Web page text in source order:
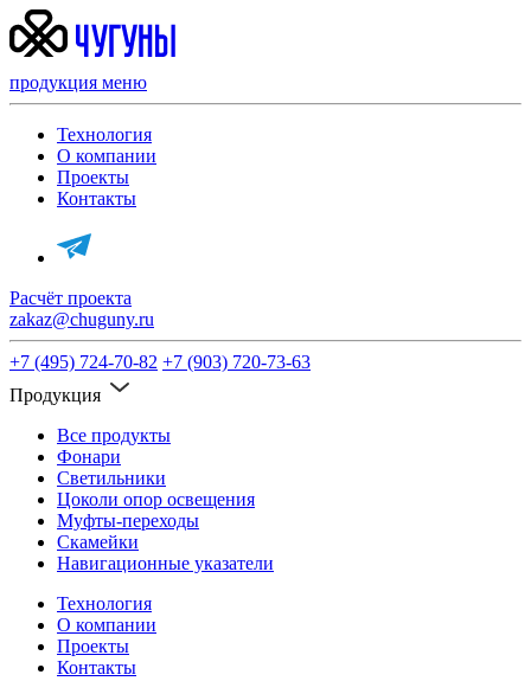
продукция меню
Технология
О компании
Проекты
Контакты
Расчёт проекта
zakaz@chuguny.ru
+7 (495) 724-70-82 +7 (903) 720-73-63
Продукция
Все продукты
Фонари
Светильники
Цоколи опор освещения
Муфты-переходы
Скамейки
Навигационные указатели
Технология
О компании
Проекты
Контакты